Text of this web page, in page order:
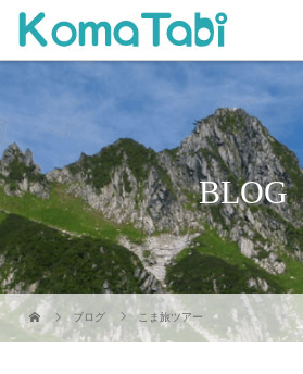
BLOG
ブログ こま旅ツアー